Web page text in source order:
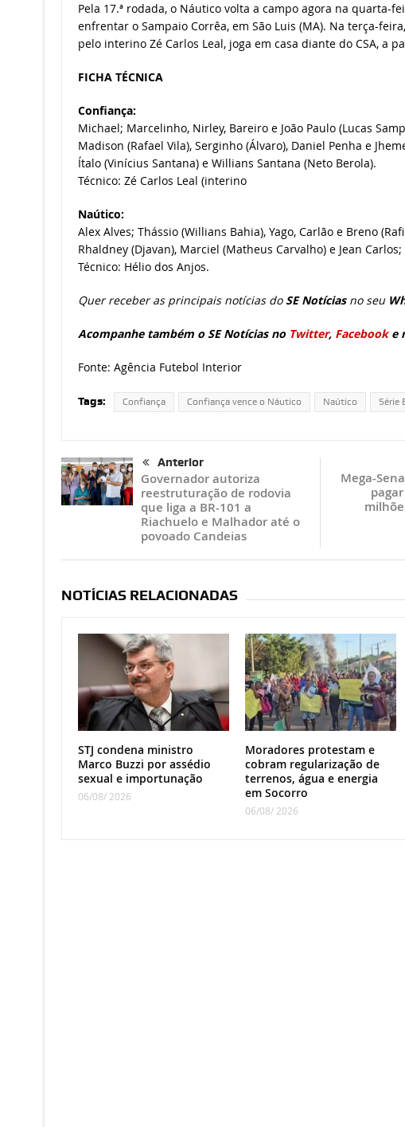
Pela 17.ª rodada, o Náutico volta a campo agora na quarta-
enfrentar o Sampaio Corrêa, em São Luis (MA). Na terça-
pelo interino Zé Carlos Leal, joga em casa diante do CSA, a
FICHA TÉCNICA
Confiança:
Michael; Marcelinho, Nirley, Bareiro e João Paulo (Lucas
Madison (Rafael Vila), Serginho (Álvaro), Daniel Penha e
Ítalo (Vinícius Santana) e Willians Santana (Neto Berola).
Técnico: Zé Carlos Leal (interino
Naútico:
Alex Alves; Thássio (Willians Bahia), Yago, Carlão e Breno
Rhaldney (Djavan), Marciel (Matheus Carvalho) e Jean
Técnico: Hélio dos Anjos.
Quer receber as principais notícias doSE Notíciasno seu
Acompanhe também o SE Notícias no Twitter, Facebooke
Fonte: Agência Futebol Interior
Tags: Confiança Confiança vence o Náutico Naútico Série
Anterior
Governador autoriza
reestruturação de rodovia
que liga a BR-101 a
Riachuelo e Malhador até o
povoado Candeias
Mega-
NOTÍCIAS RELACIONADAS
STJ condena ministro
Marco Buzzi por assédio
sexual e importunação
06/08/ 2026
Moradores protestam e
cobram regularização de
terrenos, água e energia
em Socorro
06/08/ 2026